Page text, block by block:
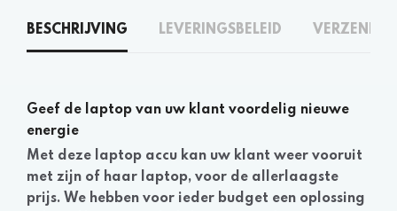
BESCHRIJVING LEVERINGSBELEID
Geef de laptop van uw klant voordelig nieuwe
energie
Met deze laptop accu kan uw klant weer vooruit
met zijn of haar laptop, voor de allerlaagste
prijs. We hebben voor ieder budget een oplossing